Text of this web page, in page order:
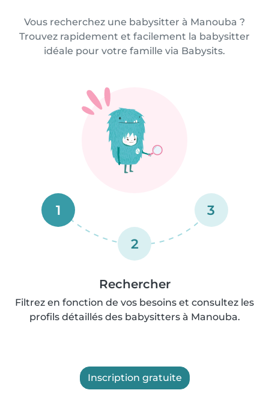
Vous recherchez une babysitter à Manouba ?
Trouvez rapidement et facilement la babysitter
idéale pour votre famille via Babysits.
1
2
3
Rechercher
Filtrez en fonction de vos besoins et consultez les
profils détaillés des babysitters à Manouba.
Inscription gratuite